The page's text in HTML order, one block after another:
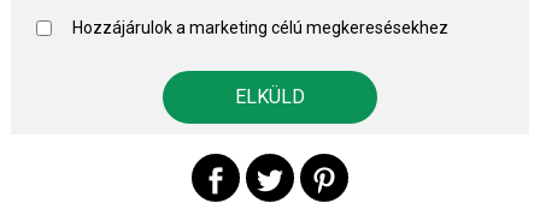
Hozzájárulok a marketing célú megkeresésekhez